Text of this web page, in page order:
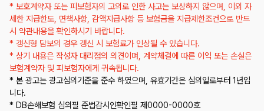
* 보호계약자 또는 피보험자의 고의로 인한 사고는 보상하지 않으며, 이외 자
세한 지급한도, 면책사항, 감액지급사항 등 보험금을 지급제한조건으로 반드
시 약관내용을 확인하시기 바랍니다.
* 갱신형 담보의 경우 갱신 시 보험료가 인상될 수 있습니다.
* 상기 내용은 작성자 대리점의 의견이며, 계약체결에 따른 이익 또는 손실은
보험계약자 및 피보험자에게 귀속됩니다.
* 본 광고는 광고심의기준을 준수 하였으며, 유효기간은 심의일로부터 1년입
니다.
* DB손해보험 심의필 준법감시인확인필 제0000-0000호